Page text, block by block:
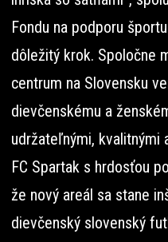
Fondu na podporu
dôležitý krok. Spoločne
centrum na Slovensku
dievčenskému a
udržateľnými, kvalitnými
FC Spartak s hrdosťou
že nový areál sa stane
dievčenský slovenský